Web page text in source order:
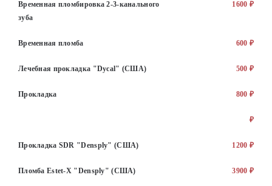
Временная пломбировка 2-3-канального
зуба
1600 ₽
Временная пломба 600 ₽
Лечебная прокладка "Dycal" (США) 500 ₽
Прокладка 800 ₽
₽
Прокладка SDR "Densply" (США) 1200 ₽
Пломба Estet-X "Densply" (США) 3900 ₽